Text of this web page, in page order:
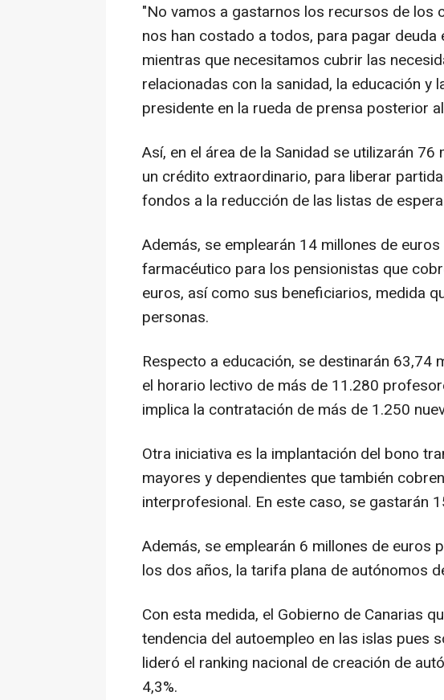
"No vamos a gastarnos los recursos de los
nos han costado a todos, para pagar deuda
mientras que necesitamos cubrir las
relacionadas con la sanidad, la educación y
presidente en la rueda de prensa posterior
Así, en el área de la Sanidad se utilizarán
un crédito extraordinario, para liberar
fondos a la reducción de las listas de
Además, se emplearán 14 millones de
farmacéutico para los pensionistas que
euros, así como sus beneficiarios, medida
personas.
Respecto a educación, se destinarán 63,74
el horario lectivo de más de 11.280
implica la contratación de más de 1.250
Otra iniciativa es la implantación del bono
mayores y dependientes que también
interprofesional. En este caso, se gastarán
Además, se emplearán 6 millones de euros
los dos años, la tarifa plana de autónomos
Con esta medida, el Gobierno de Canarias
tendencia del autoempleo en las islas pues
lideró el ranking nacional de creación de
4,3%.